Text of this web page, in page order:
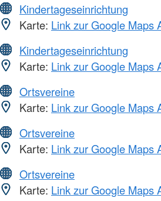
Kindertageseinrichtung
Karte: Link zur Google Maps
Kindertageseinrichtung
Karte: Link zur Google Maps
Ortsvereine
Karte: Link zur Google Maps
Ortsvereine
Karte: Link zur Google Maps
Ortsvereine
Karte: Link zur Google Maps